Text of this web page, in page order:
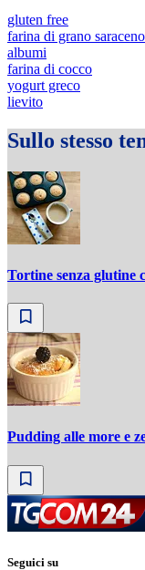
gluten free
farina di grano saraceno
albumi
farina di cocco
yogurt greco
lievito
Sullo stesso
Tortine senza glutine
Pudding alle more e
Seguici su